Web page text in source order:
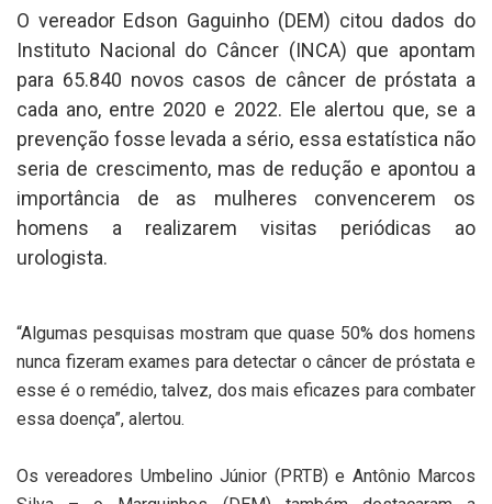
O vereador Edson Gaguinho (DEM) citou dados do
Instituto Nacional do Câncer (INCA) que apontam
para 65.840 novos casos de câncer de próstata a
cada ano, entre 2020 e 2022. Ele alertou que, se a
prevenção fosse levada a sério, essa estatística não
seria de crescimento, mas de redução e apontou a
importância de as mulheres convencerem os
homens a realizarem visitas periódicas ao
urologista.
“Algumas pesquisas mostram que quase 50% dos homens
nunca fizeram exames para detectar o câncer de próstata e
esse é o remédio, talvez, dos mais eficazes para combater
essa doença”, alertou.
Os vereadores Umbelino Júnior (PRTB) e Antônio Marcos